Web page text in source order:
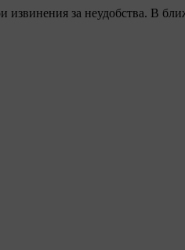
за неудобства. В